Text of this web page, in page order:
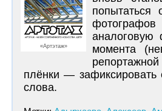
«Артэтаж»
попытаться
аналоговую
момента
плёнки — зафиксировать
слова.